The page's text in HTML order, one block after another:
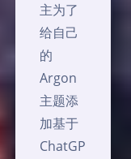
主为了
给自己
的
Argon
主题添
加基于
ChatGP